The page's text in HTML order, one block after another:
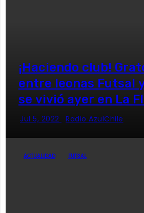
¡Haciendo club!
entre leonas Futsal
se vivió ayer en La
Jul 5, 2022 Radio AzulChile
ACTUALIDAD FUTSAL